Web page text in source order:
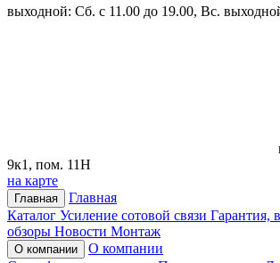
выходной: Сб. с 11.00 до 19.00, Вс.
9к1, пом. 11Н
на карте
Главная
Главная
Каталог Усиление сотовой связи Гарантия,
обзоры Новости Монтаж
О компании
О компании